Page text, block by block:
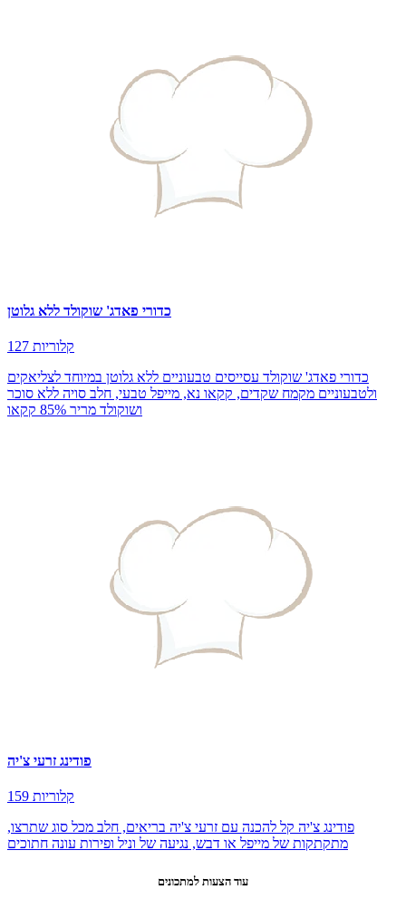
כדורי פאדג' שוקולד ללא גלוטן
127 קלוריות
כדורי פאדג' שוקולד עסייסים טבעוניים ללא גלוטן במיוחד לצליאקים
ולטבעוניים מקמח שקדים, קקאו נא, מייפל טבעי, חלב סויה ללא סוכר
ושוקולד מריר 85% קקאו
פודינג זרעי צ'יה
159 קלוריות
פודינג צ'יה קל להכנה עם זרעי צ'יה בריאים, חלב מכל סוג שתרצו,
מתקתקות של מייפל או דבש, נגיעה של וניל ופירות עונה חתוכים
עוד הצעות למתכונים